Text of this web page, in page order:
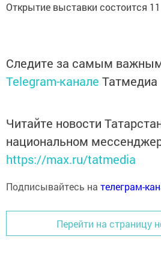
Открытие выставки состоится
Следите за самым
Telegram-канале Татмедиа
Читайте новости
национальном
https://max.ru/tatmedia
Подписывайтесь на телеграм-
Перейти на страницу